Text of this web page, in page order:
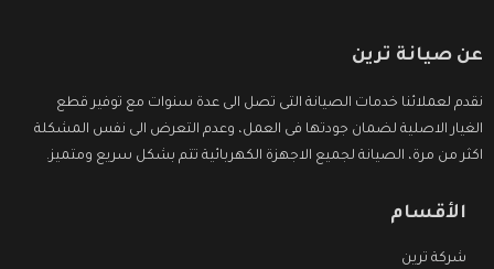
عن صيانة ترين
نقدم لعملائنا خدمات الصيانة التى تصل الى عدة سنوات مع توفير قطع
الغيار الاصلية لضمان جودتها فى العمل، وعدم التعرض الى نفس المشكلة
اكثر من مرة، الصيانة لجميع الاجهزة الكهربائية تتم بشكل سريع ومتميز.
الأقسام
شركة ترين